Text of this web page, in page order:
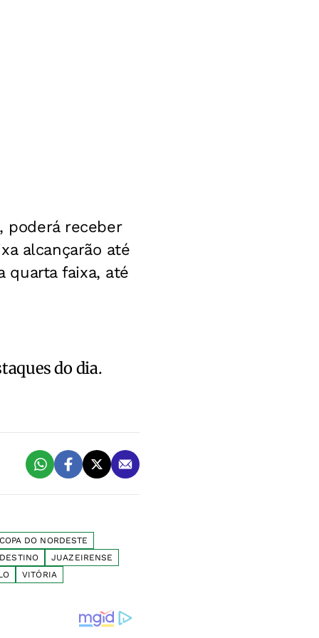
poderá receber
alcançarão até
quarta faixa, até
do dia.
DO NORDESTE
JUAZEIRENSE
VITÓRIA